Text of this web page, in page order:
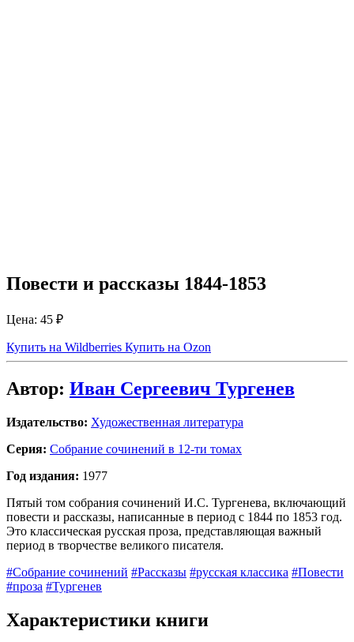
Повести и рассказы 1844-1853
Цена: 45 ₽
Купить на Wildberries Купить на Ozon
Автор: Иван Сергеевич Тургенев
Издательство: Художественная литература
Серия: Собрание сочинений в 12-ти томах
Год издания: 1977
Пятый том собрания сочинений И.С. Тургенева, включающий
повести и рассказы, написанные в период с 1844 по 1853 год.
Это классическая русская проза, представляющая важный
период в творчестве великого писателя.
#Собрание сочинений #Рассказы #русская классика #Повести
#проза #Тургенев
Характеристики книги